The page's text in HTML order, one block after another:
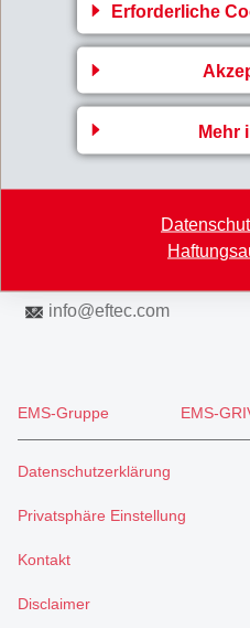
Erforderliche
Mehr
Gruppenleitung
EFTEC AG
Hofstrasse 31
8590 Romanshorn
Switzerland
+41 71 466 43 00
info@eftec.com
EMS-Gruppe EMS-
Datenschutzerklärung
Privatsphäre Einstellung
Kontakt
Disclaimer